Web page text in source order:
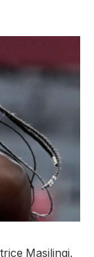
Masilingi,